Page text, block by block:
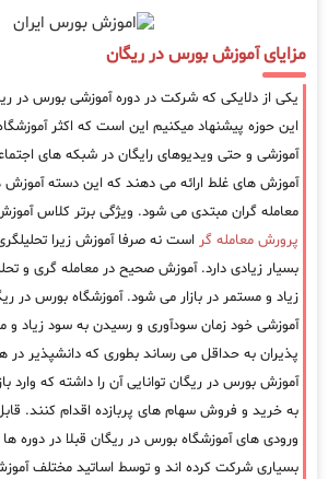
مزایای آموزش بورس در ریگان
یکی از دلایکی که شرکت در دوره آموزشی بورس در
این حوزه پیشنهاد میکنیم این است که اکثر
آموزشی و حتی ویدیوهای رایگان در شبکه های
آموزش های غلط ارائه می دهند که این دسته آموزش
معامله گران مبتدی می شود. ویژگی برتر کلاس
پرورش معامله گر است نه صرفا آموزش زیرا
بسیار زیادی دارد. آموزش صحیح در معامله گری و
زیاد و مستمر در بازار می شود. آموزشگاه بورس در
آموزشی خود زمان سودآوری و رسیدن به سود زیاد و
پذیران به حداقل می رساند بطوری که دانشپذیر در
آموزش بورس در ریگان توانایی آن را داشته که
به خرید و فروش سهام های پربازده اقدام کنند.
ورودی های آموزشگاه بورس در ریگان قبلا در دوره
بسیاری شرکت کرده اند و توسط اساتید مختلف